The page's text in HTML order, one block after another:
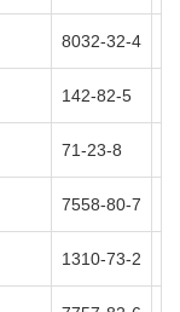
8032-32-4
142-82-5
71-23-8
7558-80-7
1310-73-2